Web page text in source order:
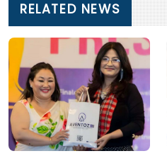
RELATED NEWS